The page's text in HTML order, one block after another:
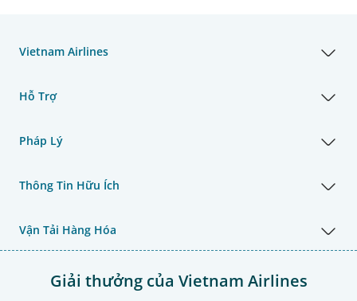
Vietnam Airlines
Hỗ Trợ
Pháp Lý
Thông Tin Hữu Ích
Vận Tải Hàng Hóa
Giải thưởng của Vietnam Airlines